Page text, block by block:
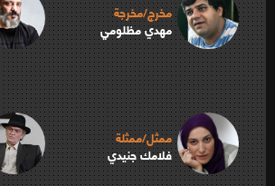
مخرج/مخرجة
مهدي مظلومي
ممثل/ممثلة
فلامك جنيدي